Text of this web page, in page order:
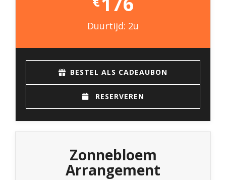
Duurtijd: 2u
BESTEL ALS CADEAUBON
RESERVEREN
Zonnebloem
Arrangement